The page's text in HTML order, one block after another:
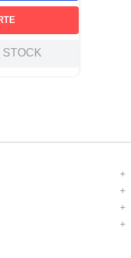
STOCK
+
+
+
+